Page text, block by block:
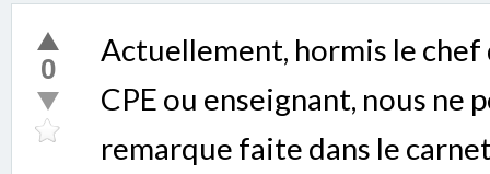
0
Actuellement, hormis le
CPE ou enseignant, nous ne
remarque faite dans le